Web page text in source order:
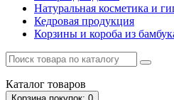
Натуральная косметика и
Кедровая продукция
Корзины и короба из
Каталог товаров